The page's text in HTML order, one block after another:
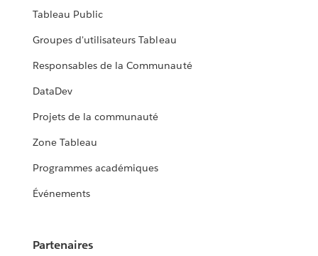
Tableau Public
Groupes d'utilisateurs Tableau
Responsables de la Communauté
DataDev
Projets de la communauté
Zone Tableau
Programmes académiques
Événements
Partenaires